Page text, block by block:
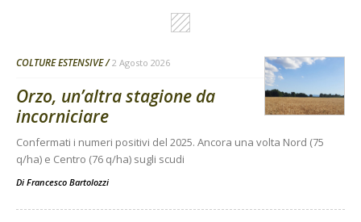
COLTURE ESTENSIVE 2 Agosto 2026
Orzo, un’altra stagione da
incorniciare
Confermati i numeri positivi del 2025. Ancora una volta Nord (75
q/ha) e Centro (76 q/ha) sugli scudi
Di Francesco Bartolozzi